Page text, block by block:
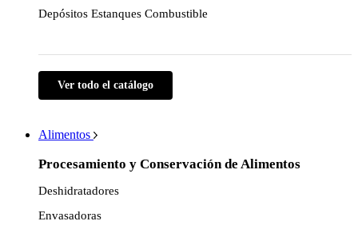
Depósitos Estanques Combustible
Ver todo el catálogo
Alimentos
Procesamiento y Conservación de Alimentos
Deshidratadores
Envasadoras